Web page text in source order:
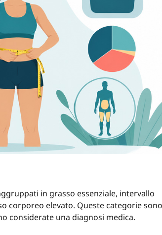
in grasso essenziale, intervallo
corporeo elevato. Queste categorie sono
considerate una diagnosi medica.